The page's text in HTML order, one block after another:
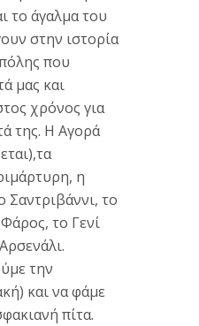
το άγαλμα του
στην ιστορία
που
μας και
χρόνος για
της. Η Αγορά
η
το
το Γενί
την
και να φάμε
πίτα.